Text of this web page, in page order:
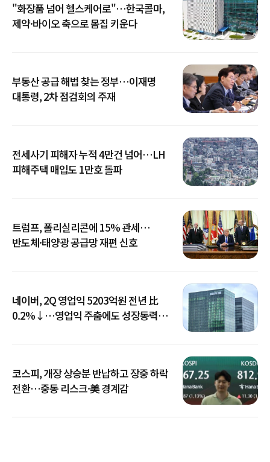
"화장품 넘어 헬스케어로"…한국콜마,
제약·바이오 축으로 몸집 키운다
부동산 공급 해법 찾는 정부…이재명
대통령, 2차 점검회의 주재
전세사기 피해자 누적 4만건 넘어…LH
피해주택 매입도 1만호 돌파
트럼프, 폴리실리콘에 15% 관세…
반도체·태양광 공급망 재편 신호
네이버, 2Q 영업익 5203억원 전년 比
0.2%↓…영업익 주춤에도 성장동력
코스피, 개장 상승분 반납하고 장중 하락
전환…중동 리스크·美 경계감